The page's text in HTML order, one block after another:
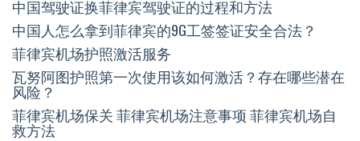
中国驾驶证换菲律宾驾驶证的过程和方法
中国人怎么拿到菲律宾的9G工签签证安全合法？
菲律宾机场护照激活服务
瓦努阿图护照第一次使用该如何激活？存在哪些潜在
风险？
菲律宾机场保关 菲律宾机场注意事项 菲律宾机场自
救方法